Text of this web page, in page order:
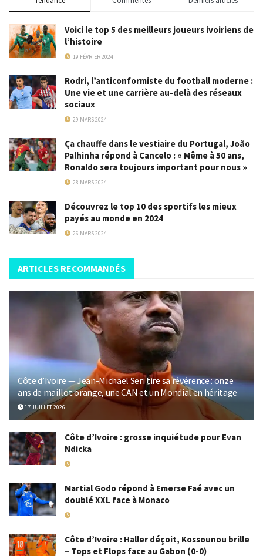
Voici le top 5 des meilleurs joueurs ivoiriens de
l’histoire
19 FÉVRIER 2024
Rodri, l’anticonformiste du football moderne :
Une vie et une carrière au-delà des réseaux
sociaux
29 MARS 2024
Ça chauffe dans le vestiaire du Portugal, João
Palhinha répond à Cancelo : « Même à 50 ans,
Ronaldo sera toujours important pour nous »
28 MARS 2024
Découvrez le top 10 des sportifs les mieux
payés au monde en 2024
26 MARS 2024
ARTICLES RECOMMANDÉS
Côte d’Ivoire — Jean-Michael Seri tire sa révérence : onze
ans de maillot orange, une CAN et un Mondial en héritage
17 JUILLET 2026
Côte d’Ivoire : grosse inquiétude pour Evan
Ndicka
Martial Godo répond à Emerse Faé avec un
doublé XXL face à Monaco
Côte d’Ivoire : Haller déçoit, Kossounou brille
– Tops et Flops face au Gabon (0-0)